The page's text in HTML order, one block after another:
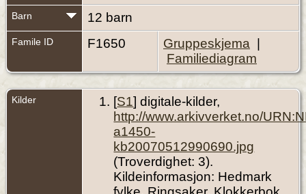
Barn 12 barn
Famile ID F1650 Gruppeskjema
Familiediagram
Kilder [S1] digitale-kilder,
http://www.arkivverket.no/
a1450-
kb20070512990690.jpg
(Troverdighet: 3).
Kildeinformasjon: Hedmark